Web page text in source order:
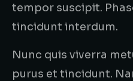
tempor suscipit.
tincidunt interdum.
Nunc quis viverra
purus et tincidunt.